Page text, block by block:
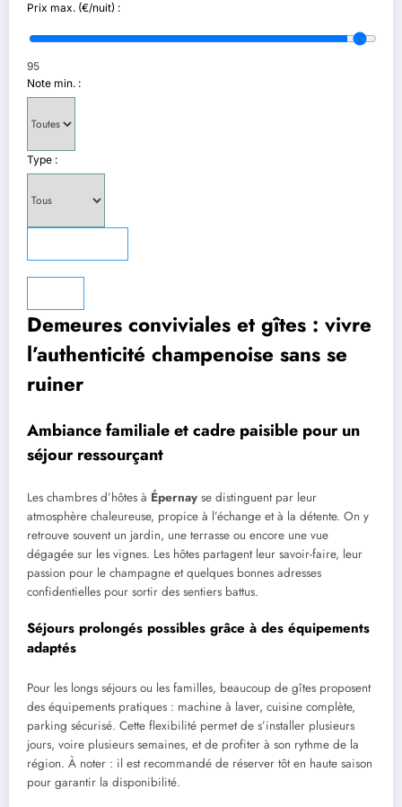
Prix max. (€/nuit) :
95
Note min. :
Type :
Demeures conviviales et gîtes : vivre
l’authenticité champenoise sans se
ruiner
Ambiance familiale et cadre paisible pour un
séjour ressourçant
Les chambres d’hôtes à Épernay se distinguent par leur
atmosphère chaleureuse, propice à l’échange et à la détente. On y
retrouve souvent un jardin, une terrasse ou encore une vue
dégagée sur les vignes. Les hôtes partagent leur savoir-faire, leur
passion pour le champagne et quelques bonnes adresses
confidentielles pour sortir des sentiers battus.
Séjours prolongés possibles grâce à des équipements
adaptés
Pour les longs séjours ou les familles, beaucoup de gîtes proposent
des équipements pratiques : machine à laver, cuisine complète,
parking sécurisé. Cette flexibilité permet de s’installer plusieurs
jours, voire plusieurs semaines, et de profiter à son rythme de la
région. À noter : il est recommandé de réserver tôt en haute saison
pour garantir la disponibilité.